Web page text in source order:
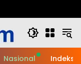
Nasional Indeks